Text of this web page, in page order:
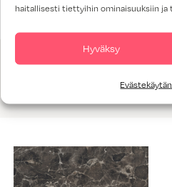
haitallisesti tiettyihin ominaisuuksiin ja
Hyväksy
K703 Portobello